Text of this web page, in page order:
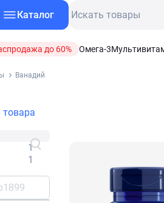
Каталог
до 60% Омега-3
Ванадий
товара
1
1